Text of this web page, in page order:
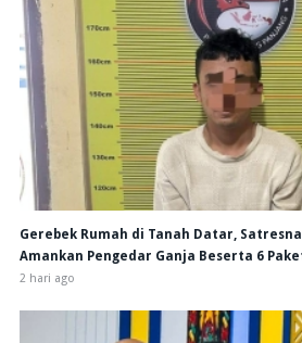
Gerebek Rumah di Tanah Datar,
Amankan Pengedar Ganja Beserta 6
2 hari ago